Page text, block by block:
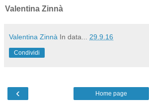
Valentina Zinnà
Valentina Zinnà In data... 29.9.16
Condividi
‹ Home page